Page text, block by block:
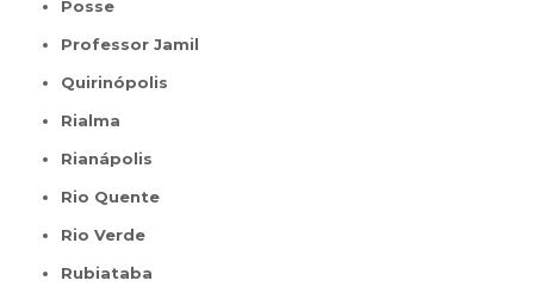
Posse
Professor Jamil
Quirinópolis
Rialma
Rianápolis
Rio Quente
Rio Verde
Rubiataba